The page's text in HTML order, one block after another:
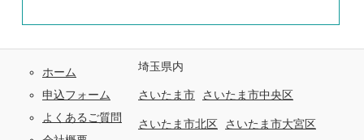
ホーム
申込フォーム
よくあるご質問
埼玉県内
さいたま市 さいたま市中央区
さいたま市北区 さいたま市大宮区